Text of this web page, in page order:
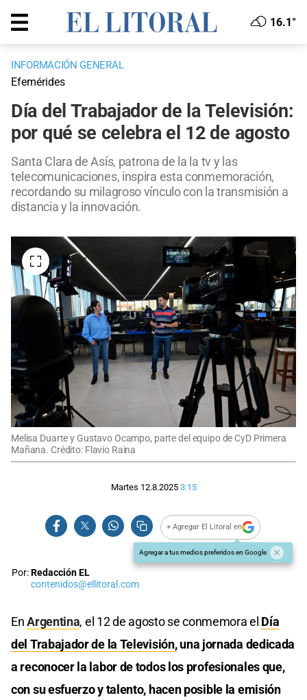
16.1°
INFORMACIÓN GENERAL
Efemérides
Día del Trabajador de la Televisión:
por qué se celebra el 12 de agosto
Santa Clara de Asís, patrona de la la tv y las
telecomunicaciones, inspira esta conmemoración,
recordando su milagroso vínculo con la transmisión a
distancia y la innovación.
Melisa Duarte y Gustavo Ocampo, parte del equipo de CyD Primera
Mañana. Crédito: Flavio Raina
Martes 12.8.2025 3:15
+ Agregar El Litoral en
Agregar a tus medios preferidos en Google
Por:Redacción EL
contenidos@ellitoral.com
EnArgentina, el 12 de agosto se conmemora el Día
del Trabajador de la Televisión,una jornada dedicada
a reconocer la labor de todos los profesionales que,
con su esfuerzo y talento, hacen posible la emisión